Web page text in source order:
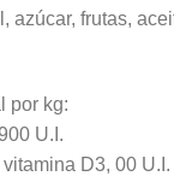
azúcar, frutas,
por kg:
U.I.
D3, 00 U.I.